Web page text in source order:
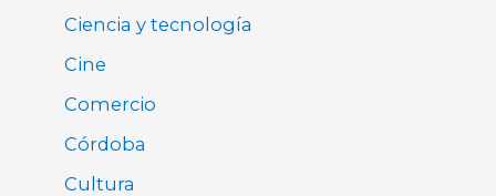
Ciencia y tecnología
Cine
Comercio
Córdoba
Cultura